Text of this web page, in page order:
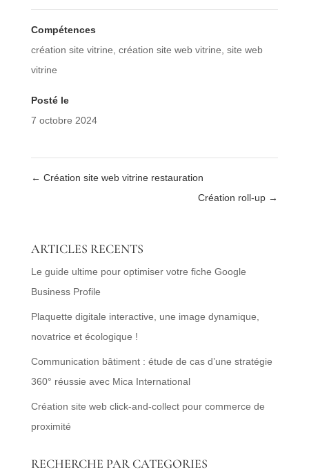
Compétences
création site vitrine création site web vitrine site web
vitrine
Posté le
7 octobre 2024
← Création site web vitrine restauration
Création roll-up →
ARTICLES RECENTS
Le guide ultime pour optimiser votre fiche Google
Business Profile
Plaquette digitale interactive, une image dynamique,
novatrice et écologique !
Communication bâtiment : étude de cas d’une stratégie
360° réussie avec Mica International
Création site web click-and-collect pour commerce de
proximité
RECHERCHE PAR CATEGORIES